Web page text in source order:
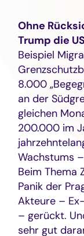
Ohne
Trump die
Beispiel
8.000
an der
gleichen
200.000 im
Wachstums
Beim Thema
Panik der
Akteure –
– gerückt.
sehr gut